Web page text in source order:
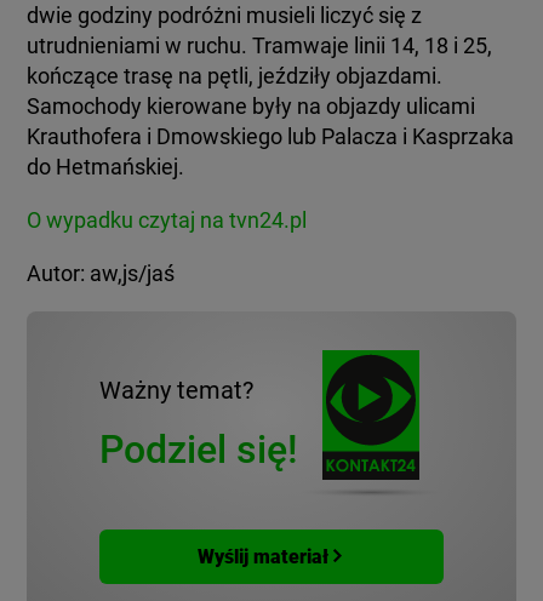
dwie godziny podróżni musieli liczyć się z
utrudnieniami w ruchu. Tramwaje linii 14, 18 i 25,
kończące trasę na pętli, jeździły objazdami.
Samochody kierowane były na objazdy ulicami
Krauthofera i Dmowskiego lub Palacza i Kasprzaka
do Hetmańskiej.
O wypadku czytaj na tvn24.pl
Autor: aw,js/jaś
Ważny temat?
Podziel się!
Wyślij materiał